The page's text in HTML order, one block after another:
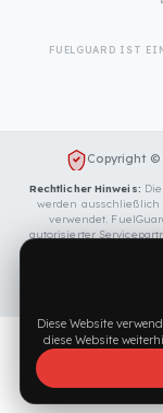
werden
verwendet.
autorisierter